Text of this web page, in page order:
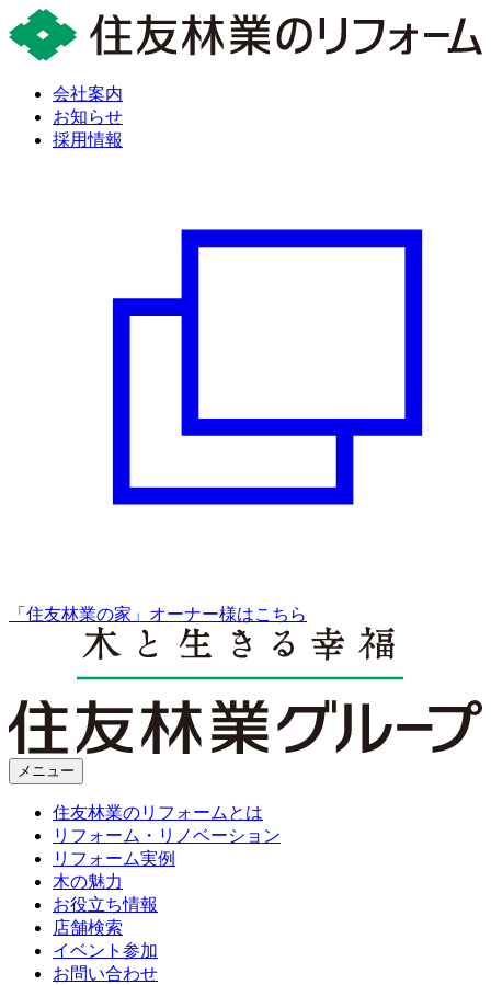
会社案内
お知らせ
採用情報
「住友林業の家」オーナー様はこちら
メニュー
住友林業のリフォームとは
リフォーム・リノベーション
リフォーム実例
木の魅力
お役立ち情報
店舗検索
イベント参加
お問い合わせ